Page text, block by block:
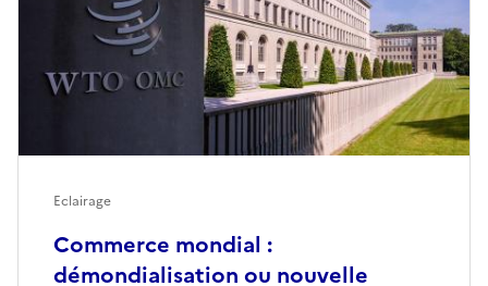
Commerce mondial :
démondialisation ou nouvelle
Eclairage